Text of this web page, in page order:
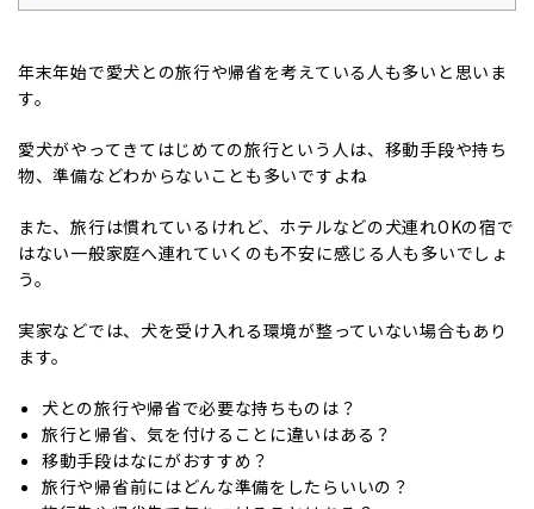
年末年始で愛犬との旅行や帰省を考えている人も多いと思いま
す。
愛犬がやってきてはじめての旅行という人は、移動手段や持ち
物、準備などわからないことも多いですよね
また、旅行は慣れているけれど、ホテルなどの犬連れOKの宿で
はない一般家庭へ連れていくのも不安に感じる人も多いでしょ
う。
実家などでは、犬を受け入れる環境が整っていない場合もあり
ます。
犬との旅行や帰省で必要な持ちものは？
旅行と帰省、気を付けることに違いはある？
移動手段はなにがおすすめ？
旅行や帰省前にはどんな準備をしたらいいの？